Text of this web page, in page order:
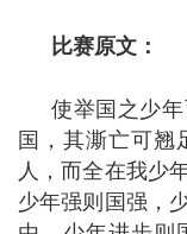
比赛原文：
使举国之少
国，其澌亡可翘
人，而全在我少
少年强则国强，